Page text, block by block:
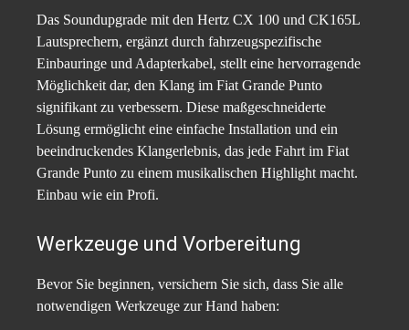
Das Soundupgrade mit den Hertz CX 100 und CK165L
Lautsprechern, ergänzt durch fahrzeugspezifische
Einbauringe und Adapterkabel, stellt eine hervorragende
Möglichkeit dar, den Klang im Fiat Grande Punto
signifikant zu verbessern. Diese maßgeschneiderte
Lösung ermöglicht eine einfache Installation und ein
beeindruckendes Klangerlebnis, das jede Fahrt im Fiat
Grande Punto zu einem musikalischen Highlight macht.
Einbau wie ein Profi.
Werkzeuge und Vorbereitung
Bevor Sie beginnen, versichern Sie sich, dass Sie alle
notwendigen Werkzeuge zur Hand haben: